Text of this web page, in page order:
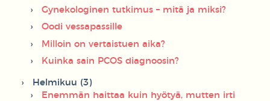
Gynekologinen tutkimus – mitä ja miksi?
Oodi vessapassille
Milloin on vertaistuen aika?
Kuinka sain PCOS diagnoosin?
Helmikuu (3)
Enemmän haittaa kuin hyötyä, mutten irti